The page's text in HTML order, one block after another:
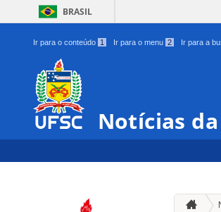
BRASIL
Ir para o conteúdo 1 Ir para o menu 2 Ir para a
Notícias da